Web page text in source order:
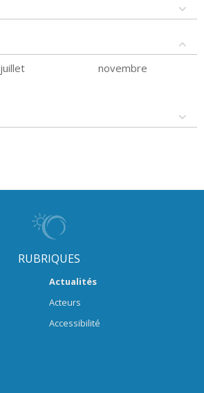
juillet
novembre
RUBRIQUES
Actualités
Acteurs
Accessibilité